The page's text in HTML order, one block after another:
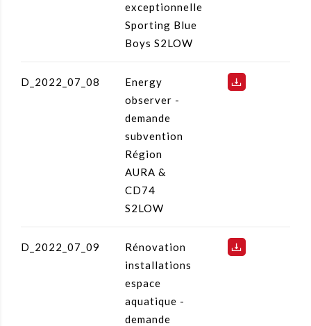
exceptionnelle
Sporting Blue
Boys S2LOW
D_2022_07_08
Energy
observer -
demande
subvention
Région
AURA &
CD74
S2LOW
D_2022_07_09
Rénovation
installations
espace
aquatique -
demande